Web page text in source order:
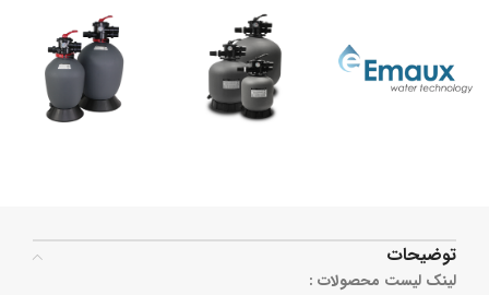
توضیحات
لینک لیست محصولات :